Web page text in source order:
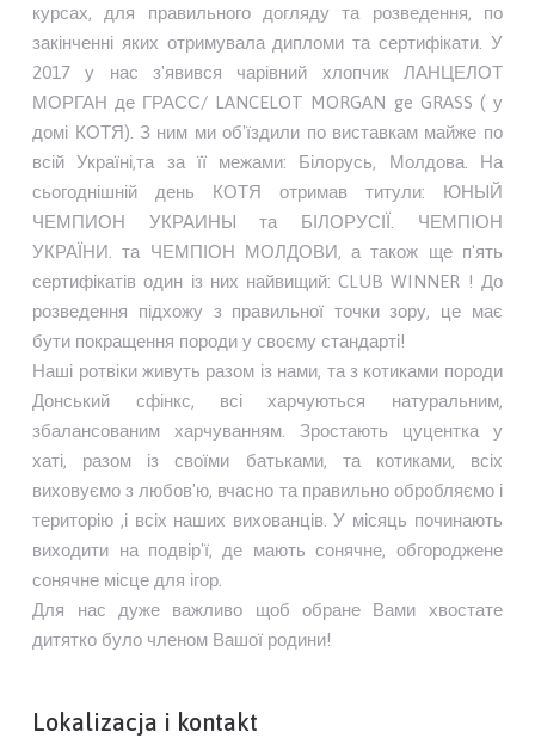
курсах, для правильного догляду та розведення, по
закінченні яких отримувала дипломи та сертифікати. У
2017 у нас з'явився чарівний хлопчик ЛАНЦЕЛОТ
МОРГАН де ГРАСС/ LANCELOT MORGAN ge GRASS ( у
домі КОТЯ). З ним ми об'їздили по виставкам майже по
всій Україні,та за її межами: Білорусь, Молдова. На
сьогоднішній день КОТЯ отримав титули: ЮНЫЙ
ЧЕМПИОН УКРАИНЫ та БІЛОРУСІЇ. ЧЕМПІОН
УКРАЇНИ. та ЧЕМПІОН МОЛДОВИ, а також ще п'ять
сертифікатів один із них найвищий: CLUB WINNER ! До
розведення підхожу з правильної точки зору, це має
бути покращення породи у своєму стандарті!
Наші ротвіки живуть разом із нами, та з котиками породи
Донський сфінкс, всі харчуються натуральним,
збалансованим харчуванням. Зростають цуцентка у
хаті, разом із своїми батьками, та котиками, всіх
виховуємо з любов'ю, вчасно та правильно обробляємо і
територію ,і всіх наших вихованців. У місяць починають
виходити на подвір'ї, де мають сонячне, обгороджене
сонячне місце для ігор.
Для нас дуже важливо щоб обране Вами хвостате
дитятко було членом Вашої родини!
Lokalizacja i kontakt